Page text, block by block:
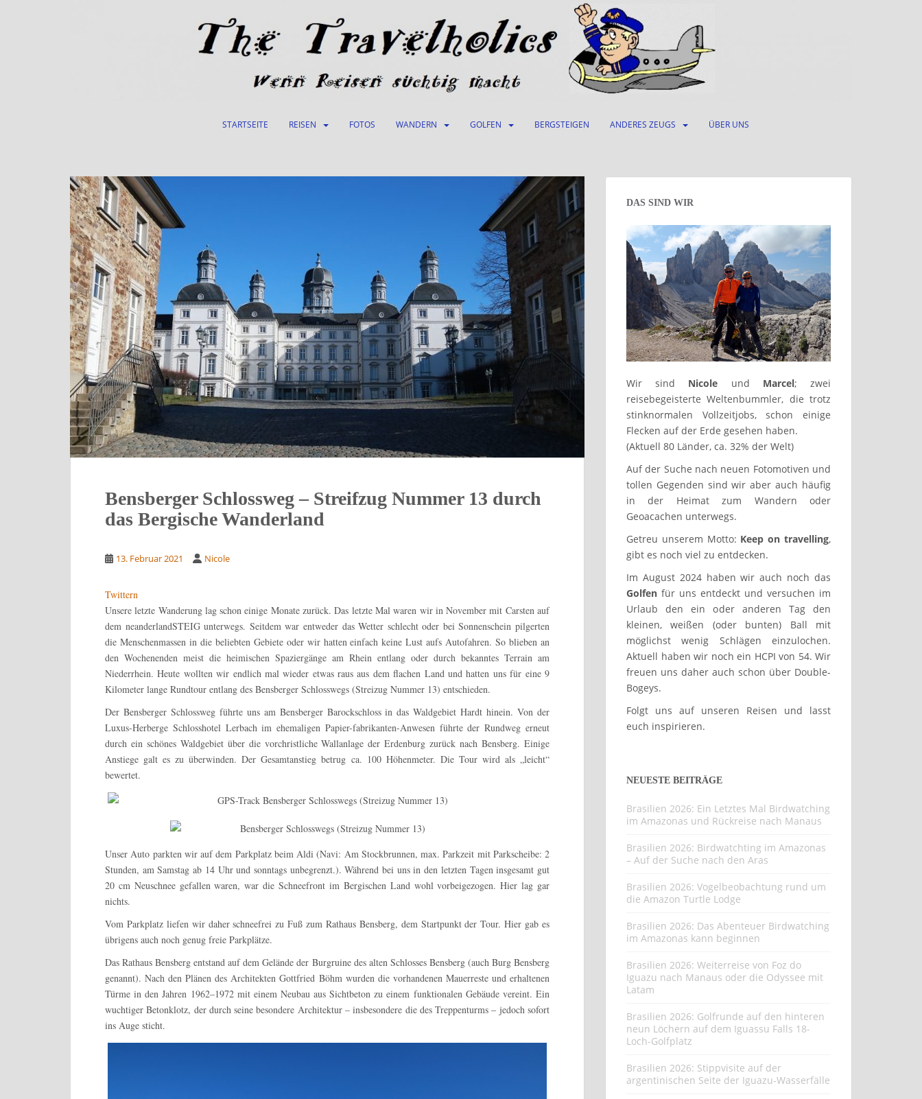
STARTSEITE REISEN FOTOS WANDERN GOLFEN BERGSTEIGEN ANDERES ZEUGS ÜBER UNS
Bensberger Schlossweg – Streifzug Nummer 13 durch
das Bergische Wanderland
13. Februar 2021 Nicole
Twittern
Unsere letzte Wanderung lag schon einige Monate zurück. Das letzte Mal waren wir in November mit Carsten auf
dem neanderlandSTEIG unterwegs. Seitdem war entweder das Wetter schlecht oder bei Sonnenschein pilgerten
die Menschenmassen in die beliebten Gebiete oder wir hatten einfach keine Lust aufs Autofahren. So blieben an
den Wochenenden meist die heimischen Spaziergänge am Rhein entlang oder durch bekanntes Terrain am
Niederrhein. Heute wollten wir endlich mal wieder etwas raus aus dem flachen Land und hatten uns für eine 9
Kilometer lange Rundtour entlang des Bensberger Schlosswegs (Streizug Nummer 13) entschieden.
Der Bensberger Schlossweg führte uns am Bensberger Barockschloss in das Waldgebiet Hardt hinein. Von der
Luxus-Herberge Schlosshotel Lerbach im ehemaligen Papier-fabrikanten-Anwesen führte der Rundweg erneut
durch ein schönes Waldgebiet über die vorchristliche Wallanlage der Erdenburg zurück nach Bensberg. Einige
Anstiege galt es zu überwinden. Der Gesamtanstieg betrug ca. 100 Höhenmeter. Die Tour wird als „leicht“
bewertet.
Unser Auto parkten wir auf dem Parkplatz beim Aldi (Navi: Am Stockbrunnen, max. Parkzeit mit Parkscheibe: 2
Stunden, am Samstag ab 14 Uhr und sonntags unbegrenzt.). Während bei uns in den letzten Tagen insgesamt gut
20 cm Neuschnee gefallen waren, war die Schneefront im Bergischen Land wohl vorbeigezogen. Hier lag gar
nichts.
Vom Parkplatz liefen wir daher schneefrei zu Fuß zum Rathaus Bensberg, dem Startpunkt der Tour. Hier gab es
übrigens auch noch genug freie Parkplätze.
Das Rathaus Bensberg entstand auf dem Gelände der Burgruine des alten Schlosses Bensberg (auch Burg Bensberg
genannt). Nach den Plänen des Architekten Gottfried Böhm wurden die vorhandenen Mauerreste und erhaltenen
Türme in den Jahren 1962–1972 mit einem Neubau aus Sichtbeton zu einem funktionalen Gebäude vereint. Ein
wuchtiger Betonklotz, der durch seine besondere Architektur – insbesondere die des Treppenturms – jedoch sofort
ins Auge sticht.
DAS SIND WIR
Wir sind Nicole und Marcel; zwei
reisebegeisterte Weltenbummler, die trotz
stinknormalen Vollzeitjobs, schon einige
Flecken auf der Erde gesehen haben.
(Aktuell 80 Länder, ca. 32% der Welt)
Auf der Suche nach neuen Fotomotiven und
tollen Gegenden sind wir aber auch häufig
in der Heimat zum Wandern oder
Geoacachen unterwegs.
Getreu unserem Motto: Keep on travelling,
gibt es noch viel zu entdecken.
Im August 2024 haben wir auch noch das
Golfen für uns entdeckt und versuchen im
Urlaub den ein oder anderen Tag den
kleinen, weißen (oder bunten) Ball mit
möglichst wenig Schlägen einzulochen.
Aktuell haben wir noch ein HCPI von 54. Wir
freuen uns daher auch schon über Double-
Bogeys.
Folgt uns auf unseren Reisen und lasst
euch inspirieren.
NEUESTE BEITRÄGE
Brasilien 2026: Ein Letztes Mal Birdwatching
im Amazonas und Rückreise nach Manaus
Brasilien 2026: Birdwatchting im Amazonas
– Auf der Suche nach den Aras
Brasilien 2026: Vogelbeobachtung rund um
die Amazon Turtle Lodge
Brasilien 2026: Das Abenteuer Birdwatching
im Amazonas kann beginnen
Brasilien 2026: Weiterreise von Foz do
Iguazu nach Manaus oder die Odyssee mit
Latam
Brasilien 2026: Golfrunde auf den hinteren
neun Löchern auf dem Iguassu Falls 18-
Loch-Golfplatz
Brasilien 2026: Stippvisite auf der
argentinischen Seite der Iguazu-Wasserfälle